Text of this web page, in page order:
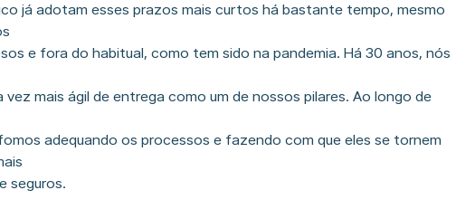
já adotam esses prazos mais curtos há bastante tempo, mesmo
e fora do habitual, como tem sido na pandemia. Há 30 anos, nós
vez mais ágil de entrega como um de nossos pilares. Ao longo de
adequando os processos e fazendo com que eles se tornem
seguros.